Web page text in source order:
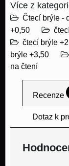
Více z
Čtecí brýle -
+0,50
čtecí brýle
brýle +3,50
na čtení
Recenze
Dotaz k